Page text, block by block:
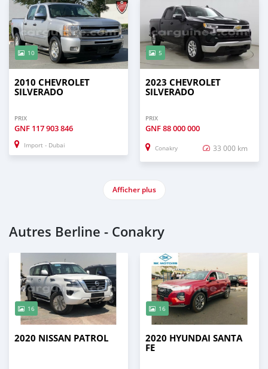
10
2010 CHEVROLET
SILVERADO
PRIX
GNF 117 903 846
Import - Dubai
5
2023 CHEVROLET
SILVERADO
PRIX
GNF88 000 000
Conakry 33 000 km
Afficher plus
Autres Berline - Conakry
16
2020 NISSAN PATROL
16
2020 HYUNDAI SANTA
FE